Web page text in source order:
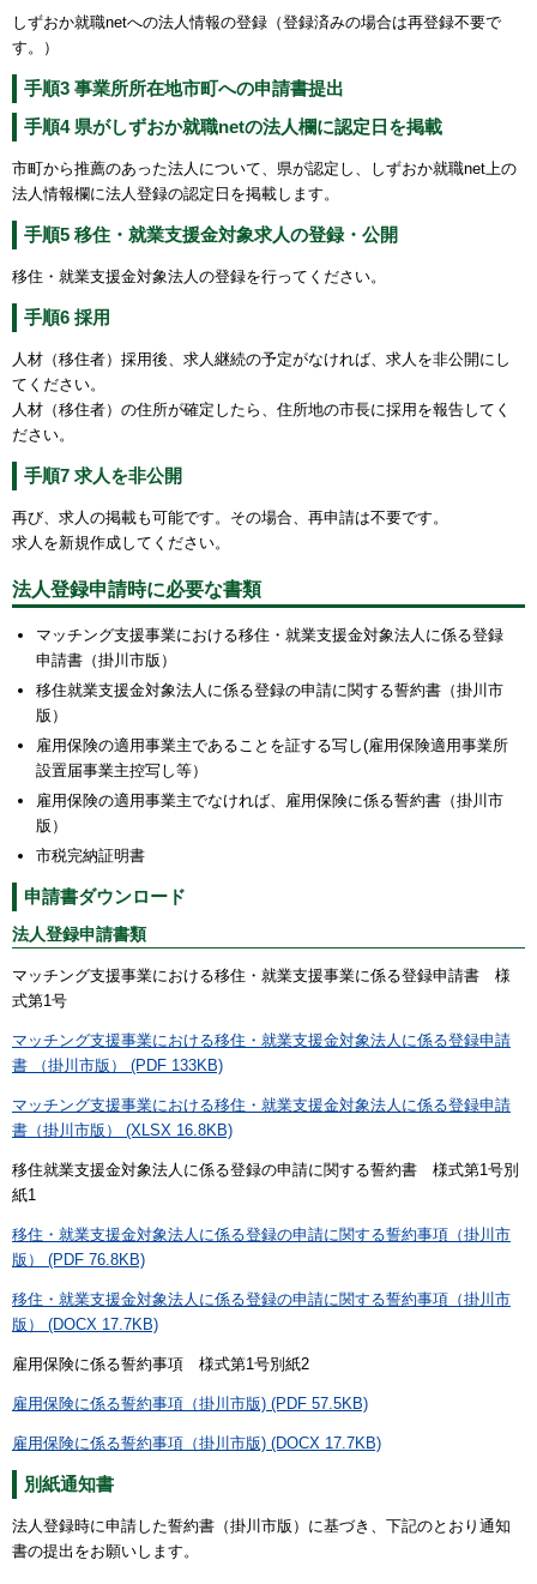
しずおか就職netへの法人情報の登録（登録済みの場合は再登録不要で
す。）
手順3 事業所所在地市町への申請書提出
手順4 県がしずおか就職netの法人欄に認定日を掲載
市町から推薦のあった法人について、県が認定し、しずおか就職net上の
法人情報欄に法人登録の認定日を掲載します。
手順5 移住・就業支援金対象求人の登録・公開
移住・就業支援金対象法人の登録を行ってください。
手順6 採用
人材（移住者）採用後、求人継続の予定がなければ、求人を非公開にし
てください。
人材（移住者）の住所が確定したら、住所地の市長に採用を報告してく
ださい。
手順7 求人を非公開
再び、求人の掲載も可能です。その場合、再申請は不要です。
求人を新規作成してください。
法人登録申請時に必要な書類
マッチング支援事業における移住・就業支援金対象法人に係る登録
申請書（掛川市版）
移住就業支援金対象法人に係る登録の申請に関する誓約書（掛川市
版）
雇用保険の適用事業主であることを証する写し(雇用保険適用事業所
設置届事業主控写し等）
雇用保険の適用事業主でなければ、雇用保険に係る誓約書（掛川市
版）
市税完納証明書
申請書ダウンロード
法人登録申請書類
マッチング支援事業における移住・就業支援事業に係る登録申請書 様
式第1号
マッチング支援事業における移住・就業支援金対象法人に係る登録申請
書 （掛川市版） (PDF 133KB)
マッチング支援事業における移住・就業支援金対象法人に係る登録申請
書（掛川市版） (XLSX 16.8KB)
移住就業支援金対象法人に係る登録の申請に関する誓約書 様式第1号別
紙1
移住・就業支援金対象法人に係る登録の申請に関する誓約事項（掛川市
版） (PDF 76.8KB)
移住・就業支援金対象法人に係る登録の申請に関する誓約事項（掛川市
版） (DOCX 17.7KB)
雇用保険に係る誓約事項 様式第1号別紙2
雇用保険に係る誓約事項（掛川市版) (PDF 57.5KB)
雇用保険に係る誓約事項（掛川市版) (DOCX 17.7KB)
別紙通知書
法人登録時に申請した誓約書（掛川市版）に基づき、下記のとおり通知
書の提出をお願いします。